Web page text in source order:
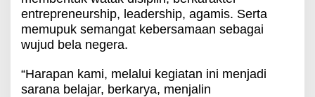
entrepreneurship, leadership, agamis. Serta
memupuk semangat kebersamaan sebagai
wujud bela negera.
“Harapan kami, melalui kegiatan ini menjadi
sarana belajar, berkarya, menjalin